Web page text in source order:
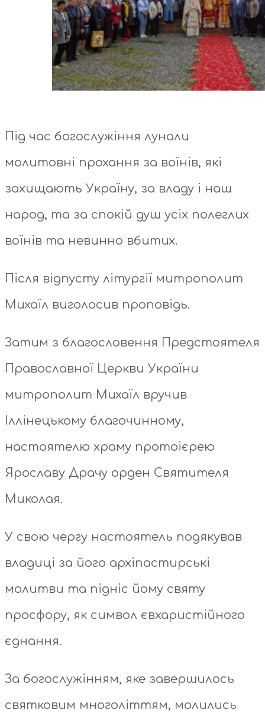
Під час богослужіння лунали
молитовні прохання за воїнів, які
захищають Україну, за владу і наш
народ, та за спокій душ усіх полеглих
воїнів та невинно вбитих.
Після відпусту літургії митрополит
Михаїл виголосив проповідь.
Затим з благословення Предстоятеля
Православної Церкви України
митрополит Михаїл вручив
Іллінецькому благочинному,
настоятелю храму протоієрею
Ярославу Драчу орден Святителя
Миколая.
У свою чергу настоятель подякував
владиці за його архіпастирські
молитви та підніс йому святу
просфору, як символ євхаристійного
єднання.
За богослужінням, яке завершилось
святковим многоліттям, молились